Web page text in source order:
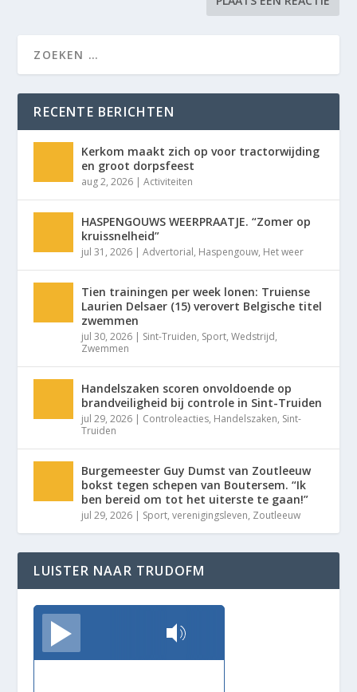
RECENTE BERICHTEN
Kerkom maakt zich op voor tractorwijding
en groot dorpsfeest
aug 2, 2026 |Activiteiten
HASPENGOUWS WEERPRAATJE. “Zomer op
kruissnelheid”
jul 31, 2026 |Advertorial, Haspengouw, Het weer
Tien trainingen per week lonen: Truiense
Laurien Delsaer (15) verovert Belgische titel
zwemmen
jul 30, 2026 | Sint-Truiden, Sport,Wedstrijd,
Zwemmen
Handelszaken scoren onvoldoende op
brandveiligheid bij controle in Sint-Truiden
jul 29, 2026 | Controleacties, Handelszaken, Sint-
Truiden
Burgemeester Guy Dumst van Zoutleeuw
bokst tegen schepen van Boutersem. “Ik
ben bereid om tot het uiterste te gaan!”
jul 29, 2026 | Sport,verenigingsleven, Zoutleeuw
LUISTER NAAR TRUDOFM
TrudoFM